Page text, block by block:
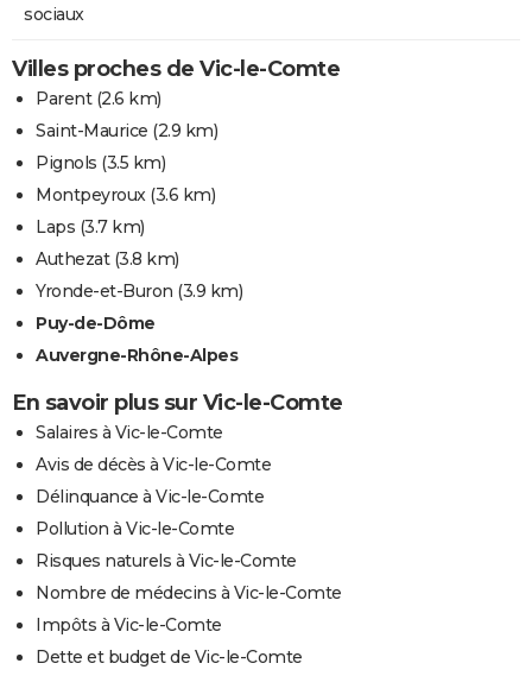
sociaux
Villes proches de Vic-le-Comte
Parent(2.6 km)
Saint-Maurice (2.9 km)
Pignols (3.5 km)
Montpeyroux(3.6 km)
Laps (3.7 km)
Authezat(3.8 km)
Yronde-et-Buron (3.9 km)
Puy-de-Dôme
Auvergne-Rhône-Alpes
En savoir plus sur Vic-le-Comte
Salaires à Vic-le-Comte
Avis de décès à Vic-le-Comte
Délinquance à Vic-le-Comte
Pollution à Vic-le-Comte
Risques naturels à Vic-le-Comte
Nombre de médecins à Vic-le-Comte
Impôts à Vic-le-Comte
Dette et budget de Vic-le-Comte